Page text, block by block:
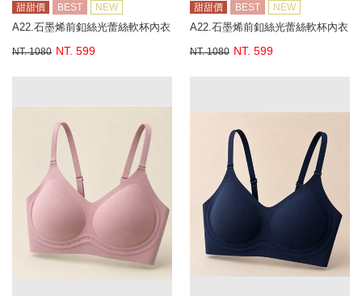
甜甜價 BEST NEW
A22.石墨烯前釦絲光蕾絲軟杯內衣
NT. 1080 NT. 599
甜甜價 BEST NEW
A22.石墨烯前釦絲光蕾絲軟杯內衣
NT. 1080 NT. 599